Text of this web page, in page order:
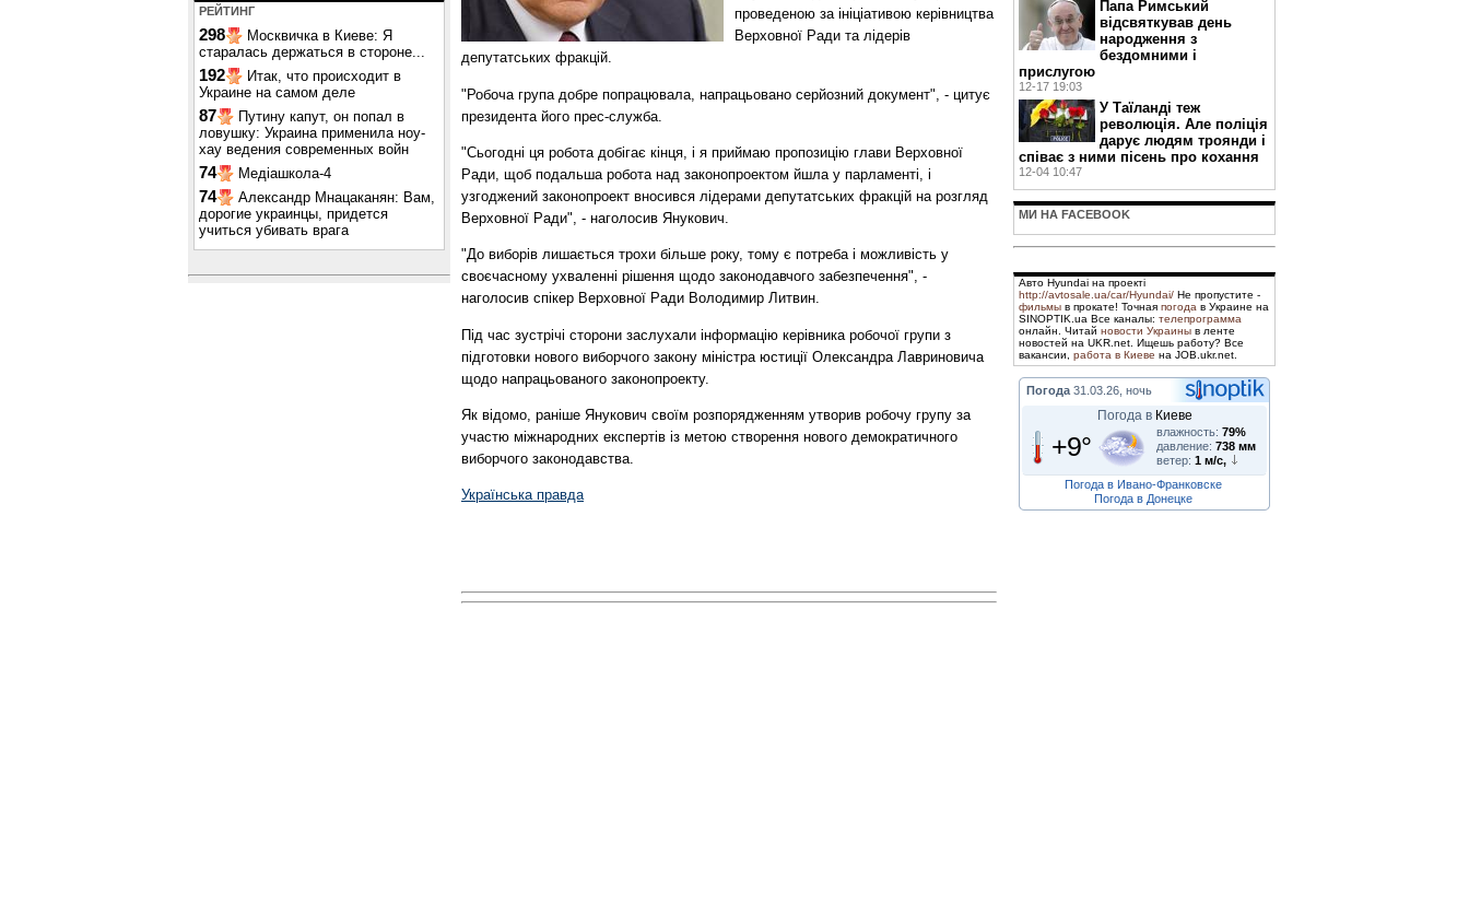
РЕЙТИНГ
298
Москвичка в Киеве: Я
старалась держаться в стороне...
192
Итак, что происходит в
Украине на самом деле
87
Путину капут, он попал в
ловушку: Украина применила ноу-
хау ведения современных войн
74 Медіашкола-4
74
Александр Мнацаканян: Вам,
дорогие украинцы, придется
учиться убивать врага
проведеною за ініціативою керівництва
Верховної Ради та лідерів
депутатських фракцій.
"Робоча група добре попрацювала, напрацьовано серйозний документ", - цитує
президента його прес-служба.
"Сьогодні ця робота добігає кінця, і я приймаю пропозицію глави Верховної
Ради, щоб подальша робота над законопроектом йшла у парламенті, і
узгоджений законопроект вносився лідерами депутатських фракцій на розгляд
Верховної Ради", - наголосив Янукович.
"До виборів лишається трохи більше року, тому є потреба і можливість у
своєчасному ухваленні рішення щодо законодавчого забезпечення", -
наголосив спікер Верховної Ради Володимир Литвин.
Під час зустрічі сторони заслухали інформацію керівника робочої групи з
підготовки нового виборчого закону міністра юстиції Олександра Лавриновича
щодо напрацьованого законопроекту.
Як відомо, раніше Янукович своїм розпорядженням утворив робочу групу за
участю міжнародних експертів із метою створення нового демократичного
виборчого законодавства.
Українська правда
Папа Римський
відсвяткував день
народження з
бездомними і
прислугою
12-17 19:03
У Таїланді теж
революція. Але поліція
дарує людям троянди і
співає з ними пісень про кохання
12-04 10:47
МИ НА FACEBOOK
Авто Hyundai на проекті
http://avtosale.ua/car/Hyundai/ Не пропустите -
фильмы в прокате! Точная погода в Украине на
SINOPTIK.ua Все каналы: телепрограмма
онлайн. Читай новости Украины в ленте
новостей на UKR.net. Ищешь работу? Все
вакансии, работа в Киеве на JOB.ukr.net.
Погода 31.03.26, ночь
Погода в Киеве
+9° влажность: 79%
давление: 738 мм
ветер: 1 м/с,
Погода в Ивано-Франковске
Погода в Донецке